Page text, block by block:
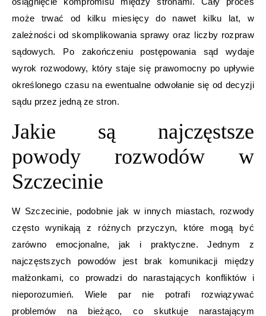
może trwać od kilku miesięcy do nawet kilku lat, w
zależności od skomplikowania sprawy oraz liczby rozpraw
sądowych. Po zakończeniu postępowania sąd wydaje
wyrok rozwodowy, który staje się prawomocny po upływie
określonego czasu na ewentualne odwołanie się od decyzji
sądu przez jedną ze stron.
Jakie są najczęstsze
powody rozwodów w
Szczecinie
W Szczecinie, podobnie jak w innych miastach, rozwody
często wynikają z różnych przyczyn, które mogą być
zarówno emocjonalne, jak i praktyczne. Jednym z
najczęstszych powodów jest brak komunikacji między
małżonkami, co prowadzi do narastających konfliktów i
nieporozumień. Wiele par nie potrafi rozwiązywać
problemów na bieżąco, co skutkuje narastającym